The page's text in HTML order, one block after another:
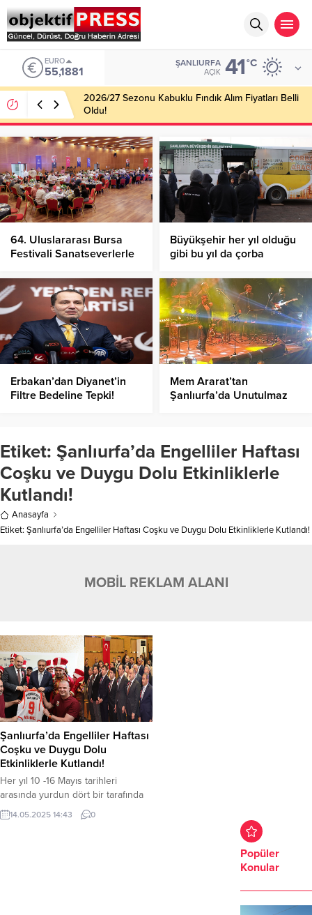
EURO
55,1881
ŞANLIURFA
AÇIK 41°C
2026/27 Sezonu Kabuklu Fındık Alım Fiyatları Belli
Oldu!
64. Uluslararası Bursa
Festivali Sanatseverlerle
Büyükşehir her yıl olduğu
gibi bu yıl da çorba
Erbakan’dan Diyanet’in
Filtre Bedeline Tepki!
Mem Ararat’tan
Şanlıurfa’da Unutulmaz
Etiket: Şanlıurfa’da Engelliler Haftası
Coşku ve Duygu Dolu Etkinliklerle
Kutlandı!
Anasayfa
Etiket: Şanlıurfa’da Engelliler Haftası Coşku ve Duygu Dolu Etkinliklerle Kutlandı!
MOBİL REKLAM ALANI
Şanlıurfa’da Engelliler Haftası
Coşku ve Duygu Dolu
Etkinliklerle Kutlandı!
Her yıl 10 -16 Mayıs tarihleri
arasında yurdun dört bir tarafında
çeşitli etkinliklerle kutlanan Dünya
Engelliler Haftası Şanlıurfa’da da
14.05.2025 14:43 0
Popüler
Konular